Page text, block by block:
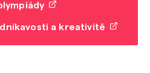
a kreativitě